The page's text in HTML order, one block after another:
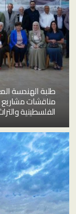
طلبة الهندسة
مناقشات مشاريع
الفلسطينية